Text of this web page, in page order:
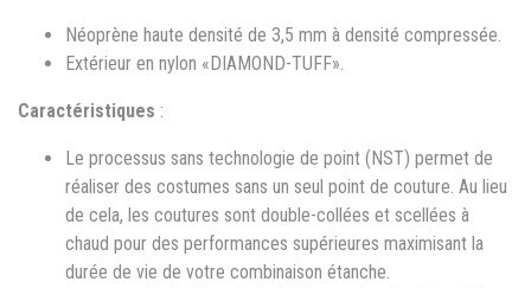
Néoprène haute densité de 3,5 mm à densité compressée.
Extérieur en nylon «DIAMOND-TUFF».
Caractéristiques :
Le processus sans technologie de point (NST) permet de
réaliser des costumes sans un seul point de couture. Au lieu
de cela, les coutures sont double-collées et scellées à
chaud pour des performances supérieures maximisant la
durée de vie de votre combinaison étanche.